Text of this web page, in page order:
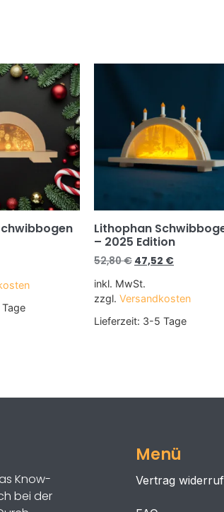
Lithophan
– 2025 Edition
52,80€ 47,52 €
inkl. MwSt.
zzgl. Versandkosten
Lieferzeit: 3-5 Tage
Know-
bei der
Menü
Vertrag